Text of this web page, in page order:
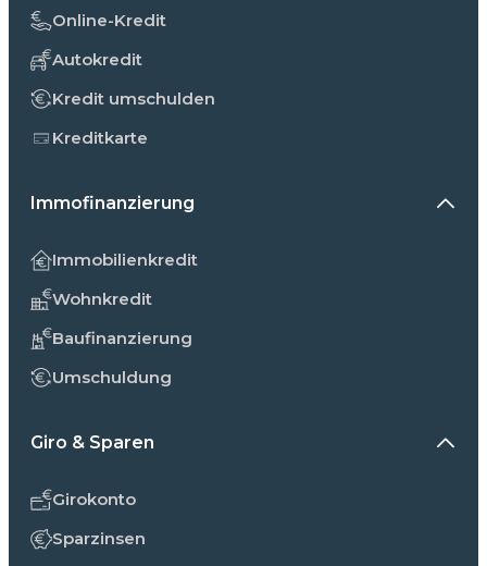
Online-Kredit
Autokredit
Kredit umschulden
Kreditkarte
Immofinanzierung
Immobilienkredit
Wohnkredit
Baufinanzierung
Umschuldung
Giro & Sparen
Girokonto
Sparzinsen